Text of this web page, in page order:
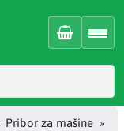
Pribor za mašine